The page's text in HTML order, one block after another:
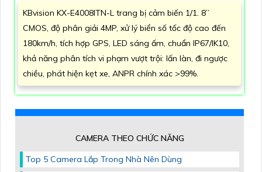
KBvision KX-E4008ITN-L trang bị cảm biến 1/1. 8”
CMOS, độ phân giải 4MP, xử lý biển số tốc độ cao đến
180km/h, tích hợp GPS, LED sáng ấm, chuẩn IP67/IK10,
khả năng phân tích vi phạm vượt trội: lấn làn, đi ngược
chiều, phát hiện kẹt xe, ANPR chính xác >99%.
CAMERA THEO CHỨC NĂNG
Top 5 Camera Lắp Trong Nhà Nên Dùng